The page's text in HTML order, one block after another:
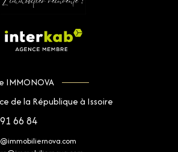
IMMONOVA
de la République à Issoire
66 84